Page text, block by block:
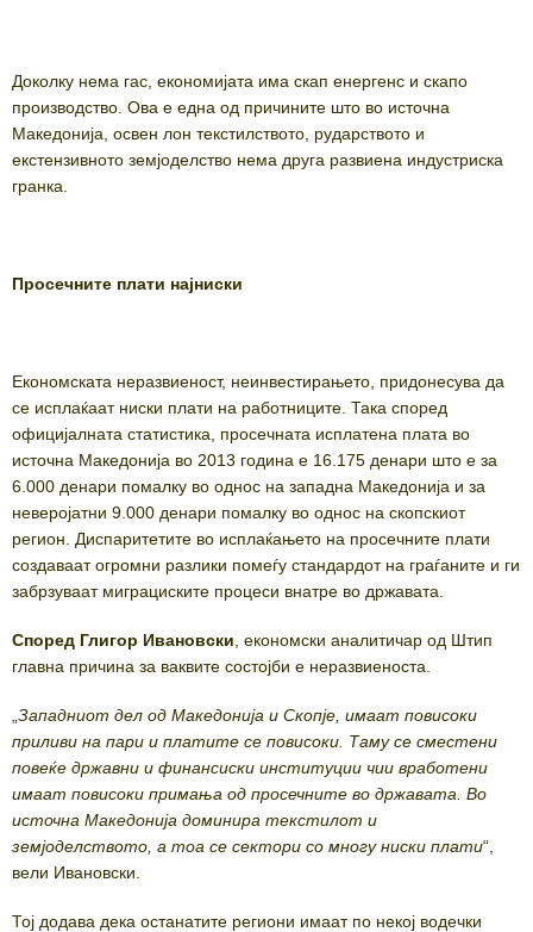
Доколку нема гас, економијата има скап енергенс и скапо
производство. Ова е една од причините што во источна
Македонија, освен лон текстилството, рударството и
екстензивното земјоделство нема друга развиена индустриска
гранка.
Просечните плати најниски
Економската неразвиеност, неинвестирањето, придонесува да
се исплаќаат ниски плати на работниците. Така според
официјалната статистика, просечната исплатена плата во
источна Македонија во 2013 година е 16.175 денари што е за
6.000 денари помалку во однос на западна Македонија и за
неверојатни 9.000 денари помалку во однос на скопскиот
регион. Диспаритетите во исплаќањето на просечните плати
создаваат огромни разлики помеѓу стандардот на граѓаните и ги
забрзуваат миграциските процеси внатре во државата.
Според Глигор Ивановски , економски аналитичар од Штип
главна причина за ваквите состојби е неразвиеноста.
Западниот дел од Македонија и Скопје, имаат повисоки
приливи на пари и платите се повисоки. Таму се сместени
повеќе државни и финансиски институции чии вработени
имаат повисоки примања од просечните во државата. Во
источна Македонија доминира текстилот и
земјоделството, а тоа се сектори со многу ниски плати“,
вели Ивановски.
Тој додава дека останатите региони имаат по некој водечки